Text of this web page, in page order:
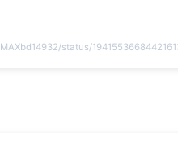
status/